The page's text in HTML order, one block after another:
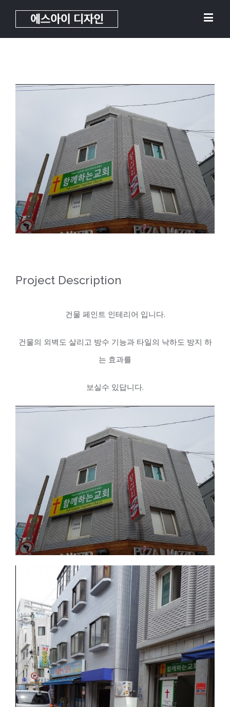
Project Description
건물 페인트 인테리어 입니다.
건물의 외벽도 살리고 방수 기능과 타일의 낙하도 방지 하
는 효과를
보실수 있답니다.